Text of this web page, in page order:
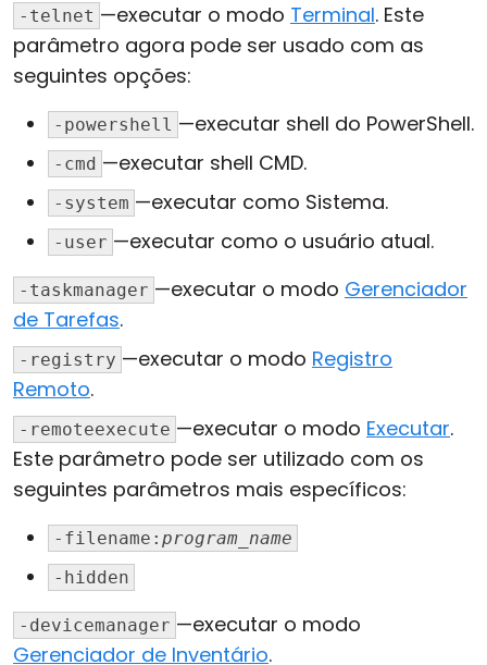
-telnet —executar o modo Terminal. Este
parâmetro agora pode ser usado com as
seguintes opções:
-powershell —executar shell do PowerShell.
-cmd —executar shell CMD.
-system —executar como Sistema.
-user —executar como o usuário atual.
-taskmanager —executar o modo Gerenciador
de Tarefas.
-registry —executar o modo Registro
Remoto.
-remoteexecute —executar o modo Executar.
Este parâmetro pode ser utilizado com os
seguintes parâmetros mais específicos:
-filename: program_name
-hidden
-devicemanager —executar o modo
Gerenciador de Inventário.